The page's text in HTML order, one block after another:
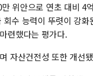
위안으로 연초 대비 4
수 능력이 뚜렷이 강
련했다는 평가다.
자산건전성 또한 개선